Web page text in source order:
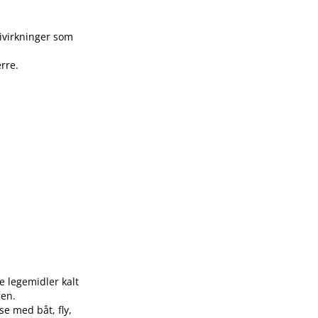
som
legemidler kalt
med båt, fly,